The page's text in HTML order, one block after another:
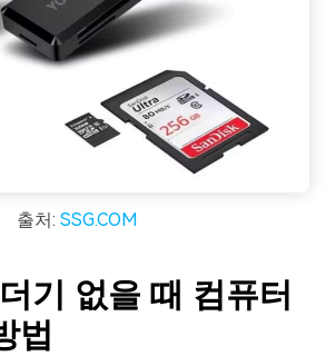
출처: SSG.COM
기 없을 때 컴퓨터
법